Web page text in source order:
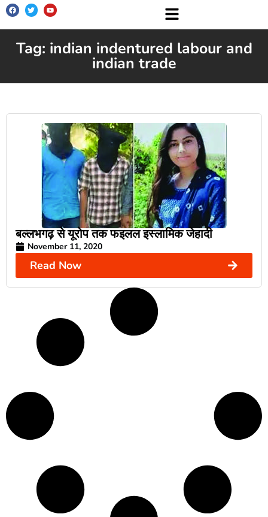
Tag: indian indentured labour and
indian trade
बल्लभगढ़ से यूरोप तक फइलल इस्लामिक जेहादी
November 11, 2020
Read Now